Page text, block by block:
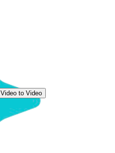
Video to Video